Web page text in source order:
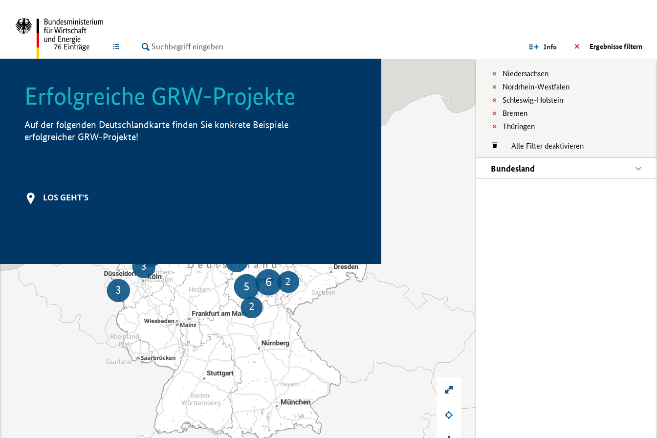
LISTE Ergebnisse filtern
Info
Niedersachsen
Nordrhein-Westfalen
Schleswig-Holstein
Bremen
Thüringen
Alle Filter deaktivieren
Bundesland
76 Einträge
Erfolgreiche GRW-Projekte
Auf der folgenden Deutschlandkarte finden Sie konkrete Beispiele
erfolgreicher GRW-Projekte!
LOS GEHT'S